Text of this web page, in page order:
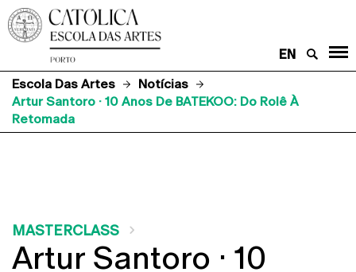
EN
Escola Das Artes
Notícias
Artur Santoro · 10 Anos De BATEKOO: Do Rolê À
Retomada
MASTERCLASS
Artur Santoro · 10